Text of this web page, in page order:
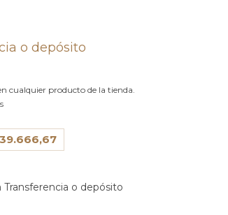
o depósito
cualquier producto de la tienda.
o depósito